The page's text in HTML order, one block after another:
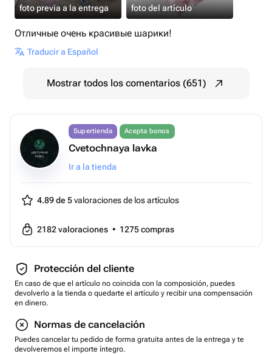
foto previa a la entrega foto del artículo
Отличные очень красивые шарики!
Traducir a Español
Mostrar todos los comentarios (651)
Supertienda Acepta bonos
Cvetochnaya lavka
Ir a la tienda
4.89 de 5valoraciones de los artículos
2182valoraciones • 1275compras
Protección del cliente
En caso de que el artículo no coincida con la composición, puedes
devolverlo a la tienda o quedarte el artículo y recibir una compensación
en dinero.
Normas de cancelación
Puedes cancelar tu pedido de forma gratuita antes de la entrega y te
devolveremos el importe íntegro.